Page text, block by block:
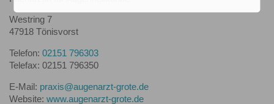
Westring 7
47918 Tönisvorst
Telefon: 02151 796303
Telefax: 02151 796350
E-Mail: praxis@augenarzt-grote.de
Website: www.augenarzt-grote.de